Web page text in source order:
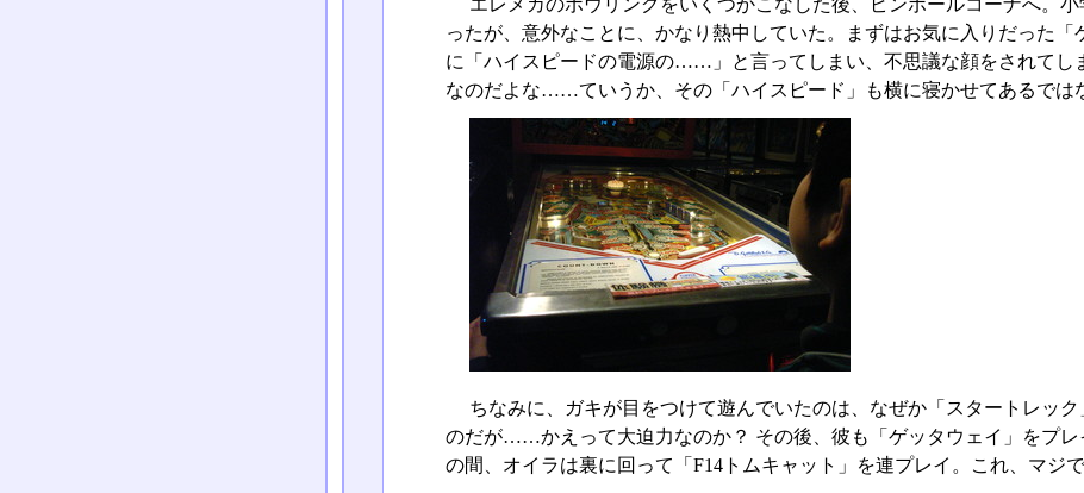
エレメカのボウリングをいくつかこなした後、ピンボールコーナへ。
ったが、意外なことに、かなり熱中していた。まずはお気に入りだった
に「ハイスピードの電源の……」と言ってしまい、不思議な顔をされてし
なのだよな……ていうか、その「ハイスピード」も横に寝かせてあるでは
ちなみに、ガキが目をつけて遊んでいたのは、なぜか「スタートレッ
のだが……かえって大迫力なのか？ その後、彼も「ゲッタウェイ」をプ
の間、オイラは裏に回って「F14トムキャット」を連プレイ。これ、マジ